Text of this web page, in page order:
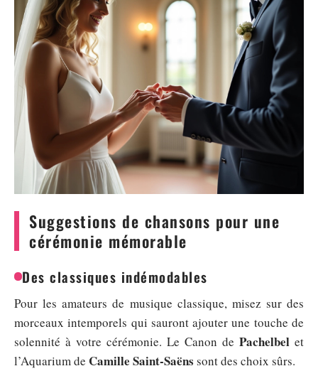
Suggestions de chansons pour une
cérémonie mémorable
Des classiques indémodables
Pour les amateurs de musique classique, misez sur des
morceaux intemporels qui sauront ajouter une touche de
solennité à votre cérémonie. Le Canon de Pachelbel et
l’Aquarium de Camille Saint-Saëns sont des choix sûrs.